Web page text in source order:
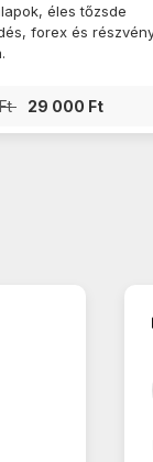
éles tőzsde
forex és
29 000 Ft